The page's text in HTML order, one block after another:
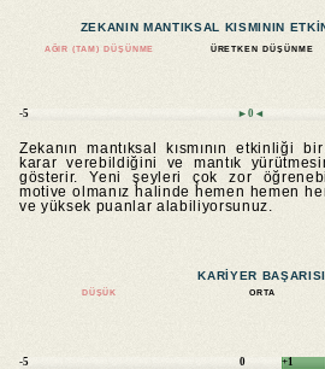
ZEKANIN MANTIKSAL KISMININ
AĞIR (TAM) DÜŞÜNME ÜRETKEN DÜŞÜNME
-5 ►0◄
Zekanın mantıksal kısmının etkinliği
karar verebildiğini ve mantık
gösterir. Yeni şeyleri çok zor
motive olmanız halinde hemen hemen
ve yüksek puanlar alabiliyorsunuz.
KARIYER BAŞARISI
DÜŞÜK ORTA
-5 0 +1